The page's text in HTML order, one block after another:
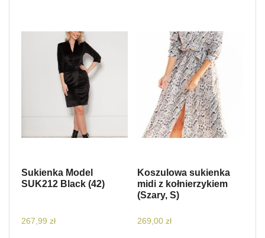
Sukienka Model
SUK212 Black (42)
267,99 zł
Koszulowa sukienka
midi z kołnierzykiem
(Szary, S)
269,00 zł